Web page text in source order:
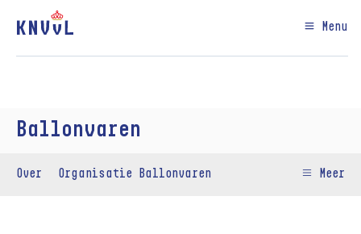
Menu
Ballonvaren
Over Organisatie Ballonvaren Meer